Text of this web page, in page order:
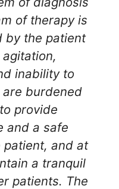
of therapy is
by the patient
agitation,
inability to
burdened
provide
and a safe
and at
a tranquil
patients. The